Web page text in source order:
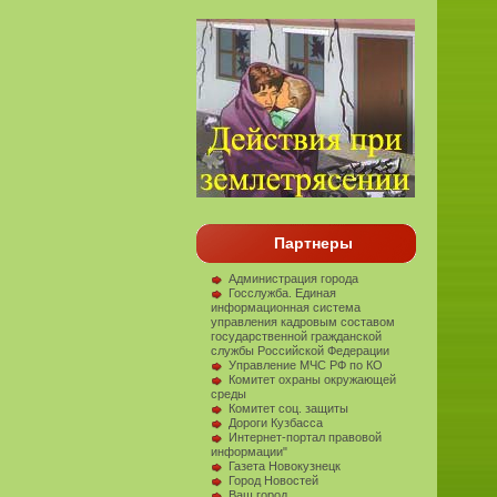
Партнеры
Администрация города
Госслужба. Единая
информационная система
управления кадровым составом
государственной гражданской
службы Российской Федерации
Управление МЧС РФ по КО
Комитет охраны окружающей
среды
Комитет соц. защиты
Дороги Кузбасса
Интернет-портал правовой
информации"
Газета Новокузнецк
Город Новостей